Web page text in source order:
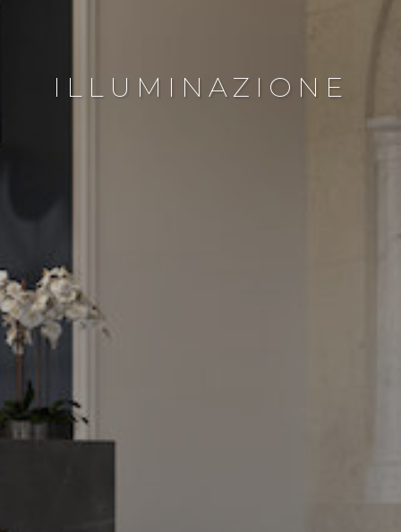
ILLUMINAZIONE